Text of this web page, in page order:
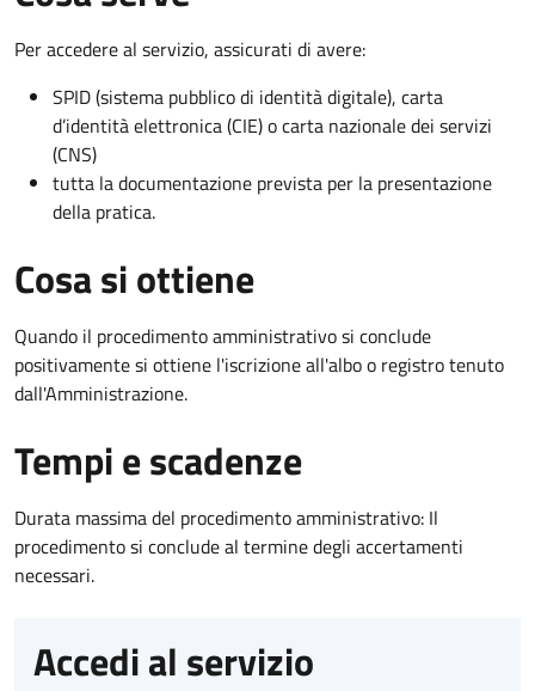
Per accedere al servizio, assicurati di avere:
SPID (sistema pubblico di identità digitale), carta
d’identità elettronica (CIE) o carta nazionale dei servizi
(CNS)
tutta la documentazione prevista per la presentazione
della pratica.
Cosa si ottiene
Quando il procedimento amministrativo si conclude
positivamente si ottiene l'iscrizione all'albo o registro tenuto
dall'Amministrazione.
Tempi e scadenze
Durata massima del procedimento amministrativo: Il
procedimento si conclude al termine degli accertamenti
necessari.
Accedi al servizio